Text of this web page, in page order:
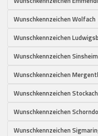
Wunschkennzeichen Wolfach
Wunschkennzeichen
Wunschkennzeichen Sinsheim
Wunschkennzeichen
Wunschkennzeichen Stockach
Wunschkennzeichen
Wunschkennzeichen